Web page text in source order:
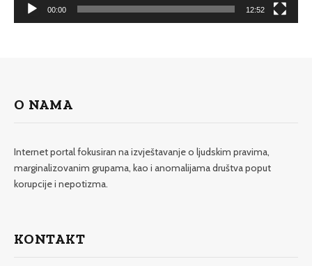
00:00 12:52
O NAMA
Internet portal fokusiran na izvještavanje o ljudskim pravima,
marginalizovanim grupama, kao i anomalijama društva poput
korupcije i nepotizma.
KONTAKT